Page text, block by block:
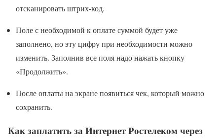
отсканировать штрих-код.
Поле с необходимой к оплате суммой будет уже
заполнено, но эту цифру при необходимости можно
изменить. Заполнив все поля надо нажать кнопку
«Продолжить».
После оплаты на экране появиться чек, который можно
сохранить.
Как заплатить за Интернет Ростелеком через